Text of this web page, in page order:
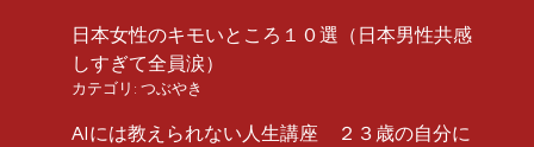
日本女性のキモいところ１０選（日本男性共感
しすぎて全員涙）
カテゴリ: つぶやき
AIには教えられない人生講座 ２３歳の自分に